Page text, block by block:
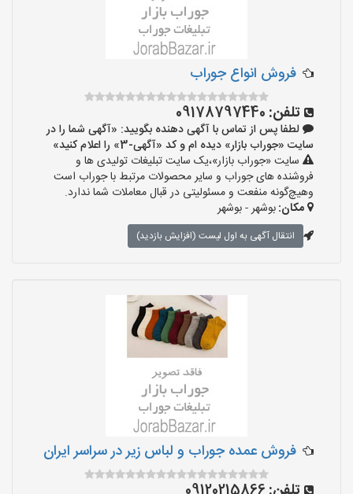
فروش انواع جوراب
تلفن: 09178797440
لطفا پس از تماس با آگهی دهنده بگویید: «آگهی شما را در
سایت «جوراب بازار» دیده ام و کد «آگهی-3» را اعلام کنید»
سایت «جوراب بازار»،یک سایت تبلیغات تولیدی ها و
فروشنده های جوراب و سایر محصولات مرتبط با جوراب است
وهیچ‌گونه منفعت و مسئولیتی در قبال معاملات شما ندارد.
مکان:بوشهر - بوشهر
انتقال آگهی به اول لیست (افزایش بازدید)
فروش عمده جوراب و لباس زیر در سراسر ایران